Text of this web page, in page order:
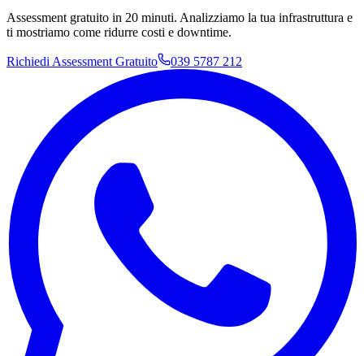
Assessment gratuito in 20 minuti. Analizziamo la tua infrastruttura e
ti mostriamo come ridurre costi e downtime.
Richiedi Assessment Gratuito 039 5787 212